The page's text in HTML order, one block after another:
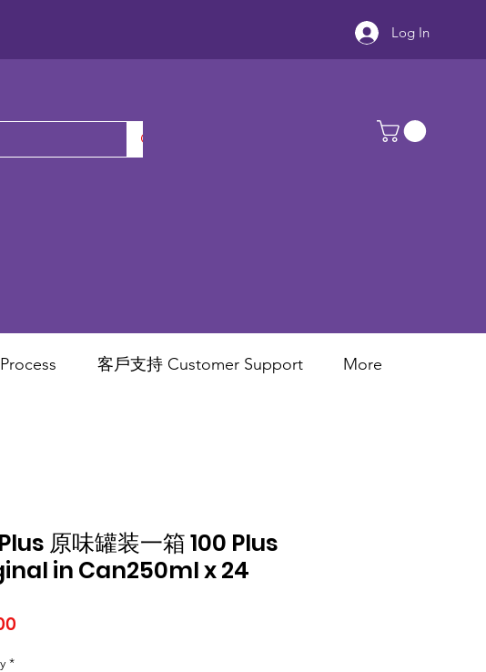
Log In
客戶支持 Customer Support More
原味罐装一箱 100 Plus
in Can250ml x 24
*